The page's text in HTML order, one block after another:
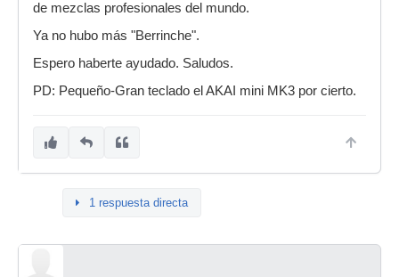
de mezclas profesionales del mundo.
Ya no hubo más "Berrinche".
Espero haberte ayudado. Saludos.
PD: Pequeño-Gran teclado el AKAI mini MK3 por cierto.
1 respuesta directa